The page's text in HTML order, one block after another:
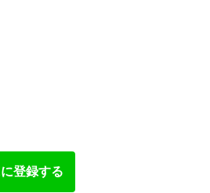
登録する